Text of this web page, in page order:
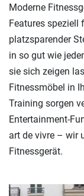
Moderne
Features speziell
platzsparender
in so gut wie
sie sich zeigen
Fitnessmöbel in
Training sorgen
Entertainment-
art de vivre – wir
Fitnessgerät.